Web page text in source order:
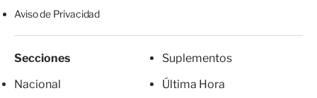
Aviso de Privacidad
Secciones
Nacional
Suplementos
Última Hora